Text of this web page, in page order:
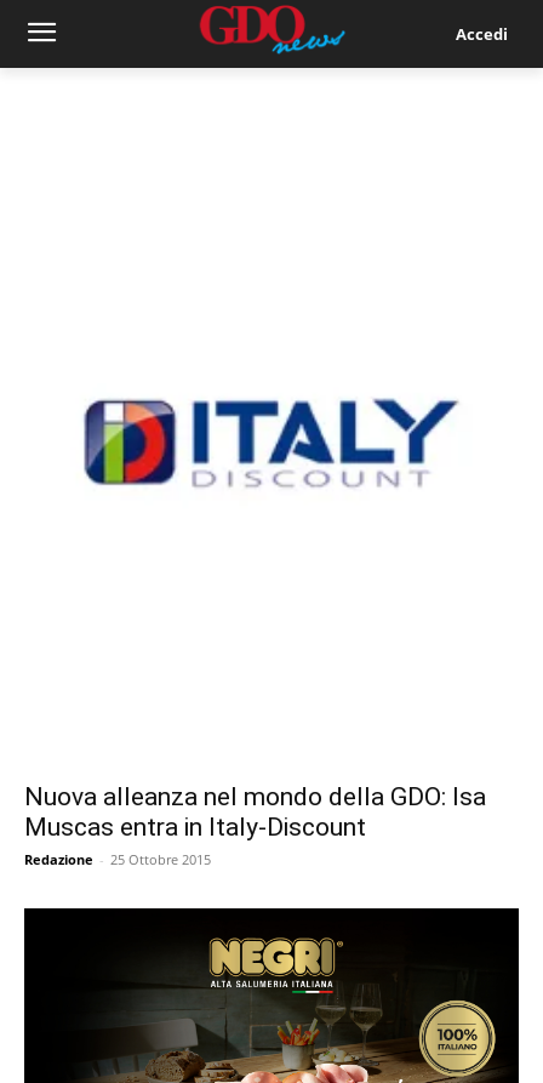
Accedi
Nuova alleanza nel mondo della GDO: Isa
Muscas entra in Italy-Discount
Redazione - 25 Ottobre 2015